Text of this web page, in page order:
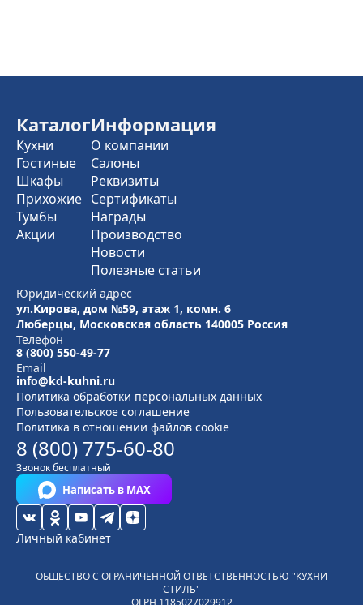
Каталог
Кухни
Гостиные
Шкафы
Прихожие
Тумбы
Акции
Информация
О компании
Салоны
Реквизиты
Сертификаты
Награды
Производство
Новости
Полезные статьи
Юридический адрес
ул.Кирова, дом №59, этаж 1, комн. 6
Люберцы, Московская область 140005 Россия
Телефон
8 (800) 550-49-77
Email
info@kd-kuhni.ru
Политика обработки персональных данных
Пользовательское соглашение
Политика в отношении файлов cookie
8 (800) 775-60-80
Звонок бесплатный
Написать в MAX
Личный кабинет
ОБЩЕСТВО С ОГРАНИЧЕННОЙ ОТВЕТСТВЕННОСТЬЮ "КУХНИ
СТИЛЬ"
ОГРН 1185027029912